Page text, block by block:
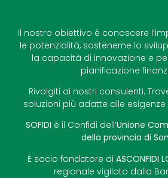
Il nostro obiettivo è conoscere
le potenzialità, sostenerne lo
la capacità di innovazione e
pianificazione
Rivolgiti ai nostri consulenti.
soluzioni più adatte alle
SOFIDI è il Confidi dell’Unione
della provincia di
È socio fondatore di ASCONFIDI
regionale vigilato dalla